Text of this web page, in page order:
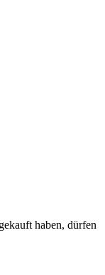
haben, dürfen